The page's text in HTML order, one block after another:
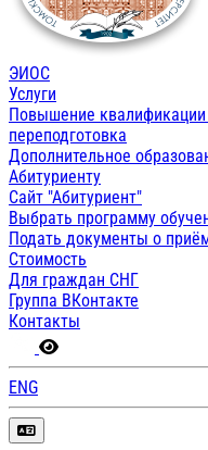
ЭИОС
Услуги
Повышение квалификации
переподготовка
Дополнительное
Абитуриенту
Сайт "Абитуриент"
Выбрать программу
Подать документы о
Стоимость
Для граждан СНГ
Группа ВКонтакте
Контакты
ENG